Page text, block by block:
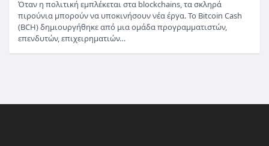
Όταν η πολιτική εμπλέκεται στα blockchains, τα σκληρά
πιρούνια μπορούν να υποκινήσουν νέα έργα. Το Bitcoin Cash
(BCH) δημιουργήθηκε από μια ομάδα προγραμματιστών,
επενδυτών, επιχειρηματιών…